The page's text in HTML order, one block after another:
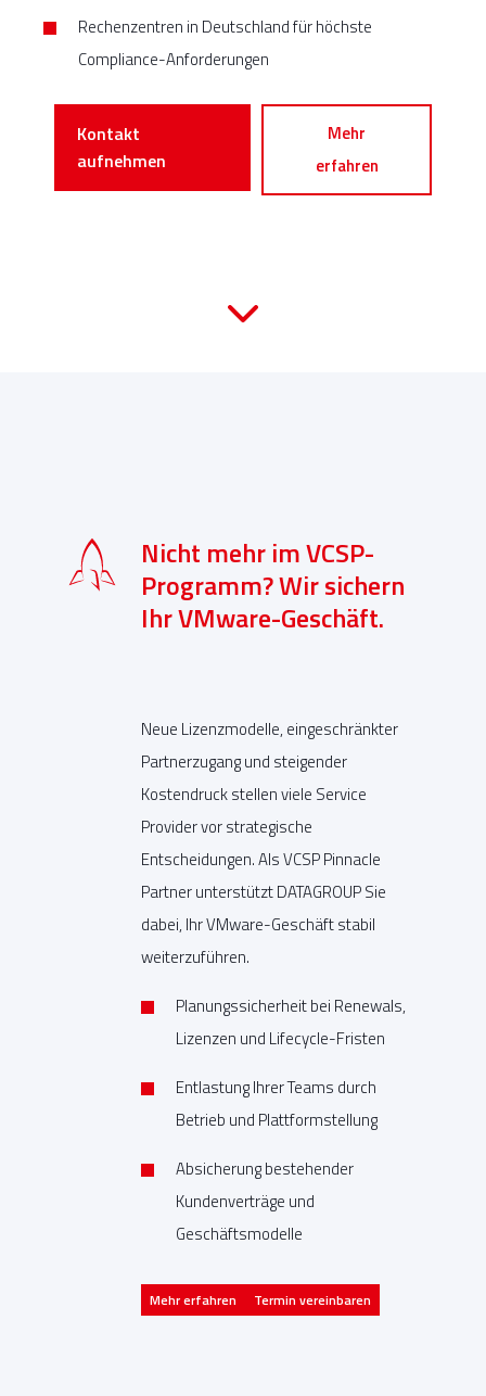
Rechenzentren in Deutschland für höchste
Compliance-Anforderungen
Kontakt
aufnehmen
Mehr
erfahren
Nicht mehr im VCSP-
Programm? Wir sichern
Ihr VMware-Geschäft.
Neue Lizenzmodelle, eingeschränkter
Partnerzugang und steigender
Kostendruck stellen viele Service
Provider vor strategische
Entscheidungen. Als VCSP Pinnacle
Partner unterstützt DATAGROUP Sie
dabei, Ihr VMware-Geschäft stabil
weiterzuführen.
Planungssicherheit bei Renewals,
Lizenzen und Lifecycle-Fristen
Entlastung Ihrer Teams durch
Betrieb und Plattformstellung
Absicherung bestehender
Kundenverträge und
Geschäftsmodelle
Mehr erfahren Termin vereinbaren